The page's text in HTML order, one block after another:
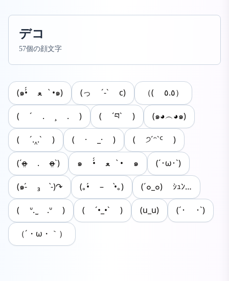
デコ
57個の顔文字
(๑•́́ ﻌ •̀๑) (っ ´-` c) （( ٥.٥）
( ´ . ¸ . ) ( ´བ` ) (๑◕︵◕๑)
( ´.‸.` ) ( · _· ) ( ੭ˊᵔˋᑦ )
‪(ˊo̴̶̷̤ . o̴̶̷̤ˋ)‬ ๑ •́́ ﻌ •̀ ๑ (´･ω･`)
(๑‐́ ₃ ‐̀)↷ (｡•́ – •̀｡) (´๐_๐) ｼｭﾝ…
( ᐡ. ̫ .ᐡ ) ( ´•_•` ) (u_u) (´･ ･`)
（´・ω・｀）